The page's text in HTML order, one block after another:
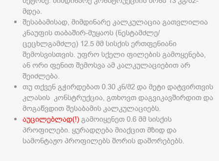
მდეა.
შესაბამისად, მიმდინარე კალკულაცია გათვლილია
კნაუფის თაბაშირ-მუყაოს (ნესტამძლე/
ცეცხლგამძლე) 12.5 მმ სისქის ერთფენიანი
შემოსვისთვის. უფრო სქელი ფილების გამოყენება,
ან ორი ფენით შემოსვა ამ კალკულაციებით არ
შეიძლება.
თუ თქვენ გჭირდებათ 0.30 კნ/მ2 და მეტი დატვირთვის
კლასის კონსტრუქცია, გთხოვთ დაგვიკავშირდით და
მოგაწვდით შესაბამის კალკულაციებს.
აუცილებლად(!) გამოიყენეთ 0.6 მმ სისქის
პროფილები. ყურადღება მიაქცით მზიდ და
სამონტაჟო პროფილებს შორის დაშორებებს.